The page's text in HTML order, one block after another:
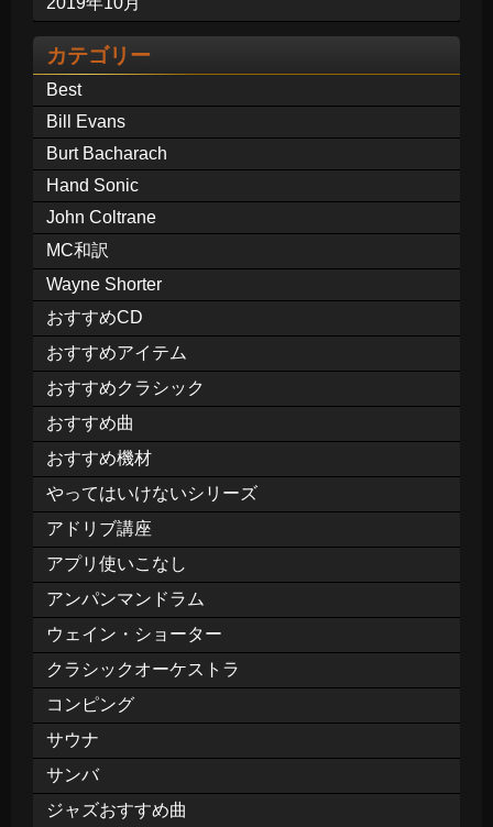
カテゴリー
Best
Bill Evans
Burt Bacharach
Hand Sonic
John Coltrane
MC和訳
Wayne Shorter
おすすめCD
おすすめアイテム
おすすめクラシック
おすすめ曲
おすすめ機材
やってはいけないシリーズ
アドリブ講座
アプリ使いこなし
アンパンマンドラム
ウェイン・ショーター
クラシックオーケストラ
コンピング
サウナ
サンバ
ジャズおすすめ曲